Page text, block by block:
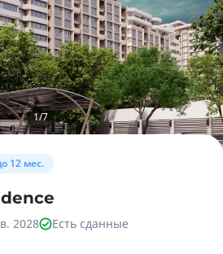
1/7
12 мес.
2028 Есть сданные